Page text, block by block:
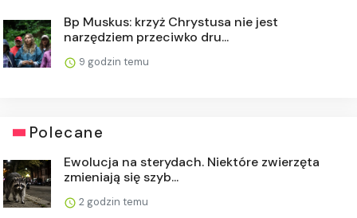
Bp Muskus: krzyż Chrystusa nie jest
narzędziem przeciwko dru...
9 godzin temu
Polecane
Ewolucja na sterydach. Niektóre zwierzęta
zmieniają się szyb...
2 godzin temu